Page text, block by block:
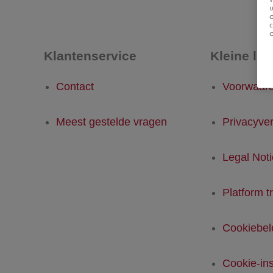
Klantenservice
Contact
Meest gestelde vragen
Kleine
Legal
Platform
Cookie-